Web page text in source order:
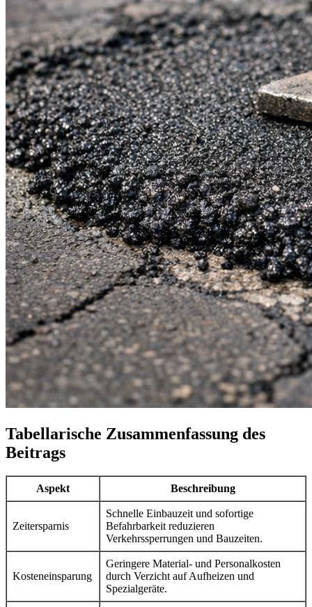
Tabellarische Zusammenfassung des
Beitrags
Aspekt Beschreibung
Zeitersparnis
Schnelle Einbauzeit und sofortige
Befahrbarkeit reduzieren
Verkehrssperrungen und Bauzeiten.
Kosteneinsparung
Geringere Material- und Personalkosten
durch Verzicht auf Aufheizen und
Spezialgeräte.